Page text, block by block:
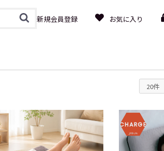
新規会員登録 お気に入り